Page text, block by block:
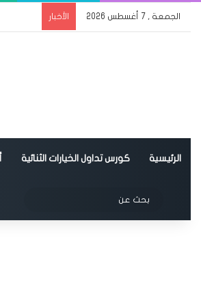
الجمعة , 7 أغسطس 2026 الأخبار
الرئيسية كورس تداول الخيارات الثنائية
الوضع المظلم
عن